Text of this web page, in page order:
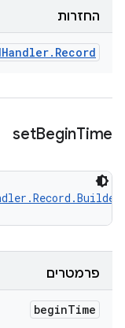
החזרות
Handler. Record
setBeginTime
פרמטרים
beginTime